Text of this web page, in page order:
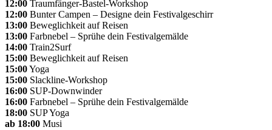
12:00 Traumfänger-Bastel-Workshop
12:00 Bunter Campen – Designe dein Festivalgeschirr
13:00 Beweglichkeit auf Reisen
13:00 Farbnebel – Sprühe dein Festivalgemälde
14:00 Train2Surf
15:00 Beweglichkeit auf Reisen
15:00Yoga
15:00 Slackline-Workshop
16:00 SUP-Downwinder
16:00 Farbnebel – Sprühe dein Festivalgemälde
18:00 SUP Yoga
ab 18:00 Musi